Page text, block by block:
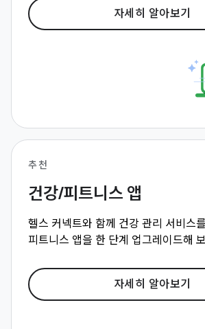
자세히 알아보기
추천
건강/피트니스 앱
헬스 커넥트와 함께 건강 관리 서비스
피트니스 앱을 한 단계 업그레이드해
자세히 알아보기